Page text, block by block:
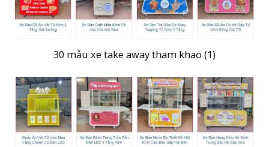
30 mẫu xe take away tham khao (1)